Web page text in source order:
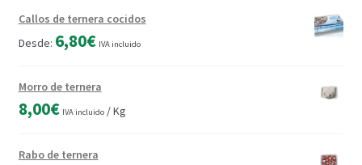
Callos de ternera cocidos
Desde: 6,80€ IVA incluido
Morro de ternera
8,00€ IVA incluido/ Kg
Rabo de ternera